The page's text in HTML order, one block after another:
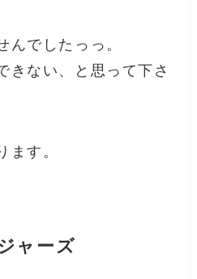
んでしたっっ。
きない、と思って下さ
ます。
ャーズ